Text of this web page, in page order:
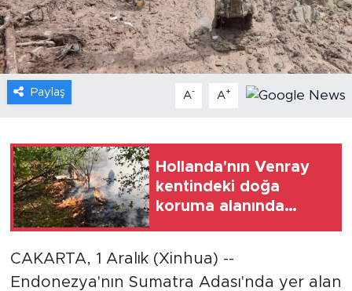
Paylaş A- A+
Hollanda'nın Venray
kentindeki doğa
koruma alanında
CAKARTA, 1 Aralık (Xinhua) --
Endonezya'nın Sumatra Adası'nda yer alan
Video
Sağlık
Foto Haber
Xinhua Türkiye
Seyahat